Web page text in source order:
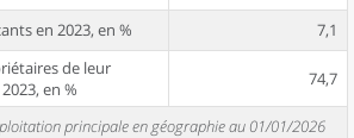
en 2023, en %
7,1
de leur
en %
74,7
principale en géographie au 01/01/2026